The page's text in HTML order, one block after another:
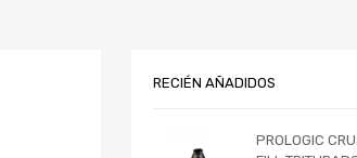
RECIÉN AÑADIDOS
PROLOGIC